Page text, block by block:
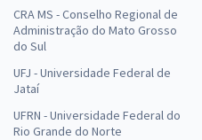
CRA MS - Conselho Regional de
Administração do Mato Grosso
do Sul
UFJ - Universidade Federal de
Jataí
UFRN - Universidade Federal do
Rio Grande do Norte